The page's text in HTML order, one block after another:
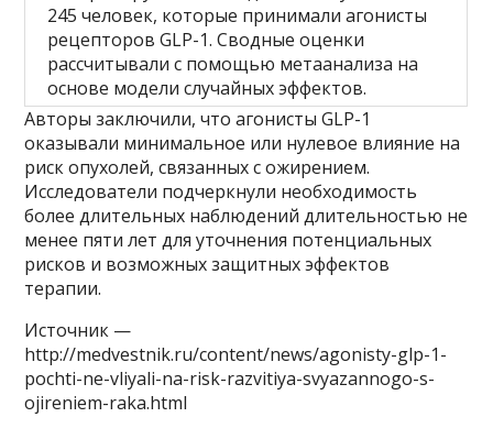
245 человек, которые принимали агонисты
рецепторов GLP-1. Сводные оценки
рассчитывали с помощью метаанализа на
основе модели случайных эффектов.
Авторы заключили, что агонисты GLP-1
оказывали минимальное или нулевое влияние на
риск опухолей, связанных с ожирением.
Исследователи подчеркнули необходимость
более длительных наблюдений длительностью не
менее пяти лет для уточнения потенциальных
рисков и возможных защитных эффектов
терапии.
Источник —
http://medvestnik.ru/content/news/agonisty-glp-1-
pochti-ne-vliyali-na-risk-razvitiya-svyazannogo-s-
ojireniem-raka.html